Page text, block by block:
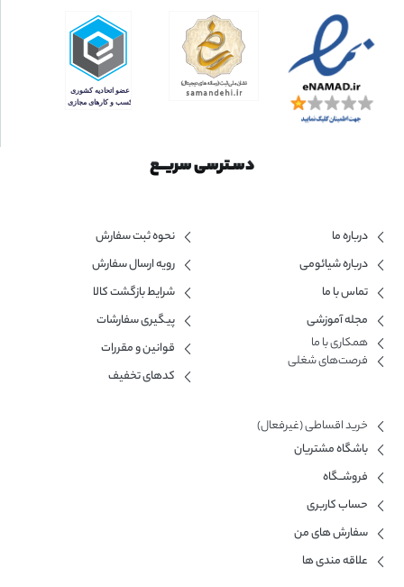
دسـترسی سریــع
درباره ما
درباره شیائومی
تماس با ما
مجله آموزشی
همکاری با ما​
فرصت‌های شغلی
نحوه ثبت سفارش
رویه ارسال سفارش
شرایط بازگشت کالا
پیگیری سفارشات
قوانین و مقررات
کدهای تخفیف
خرید اقساطی (غیرفعال)
باشگاه مشتریان
فروشــگاه
حساب کاربری
سفارش های من
علاقه مندی ها